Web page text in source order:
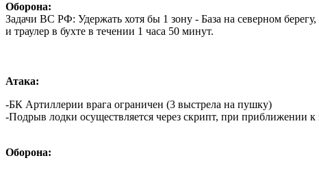
Оборона:
Задачи ВС РФ: Удержать хотя бы 1 зону - База на северном
и траулер в бухте в течении 1 часа 50 минут.
Атака:
-БК Артиллерии врага ограничен (3 выстрела на пушку)
-Подрыв лодки осуществляется через скрипт, при приближении к
Оборона: